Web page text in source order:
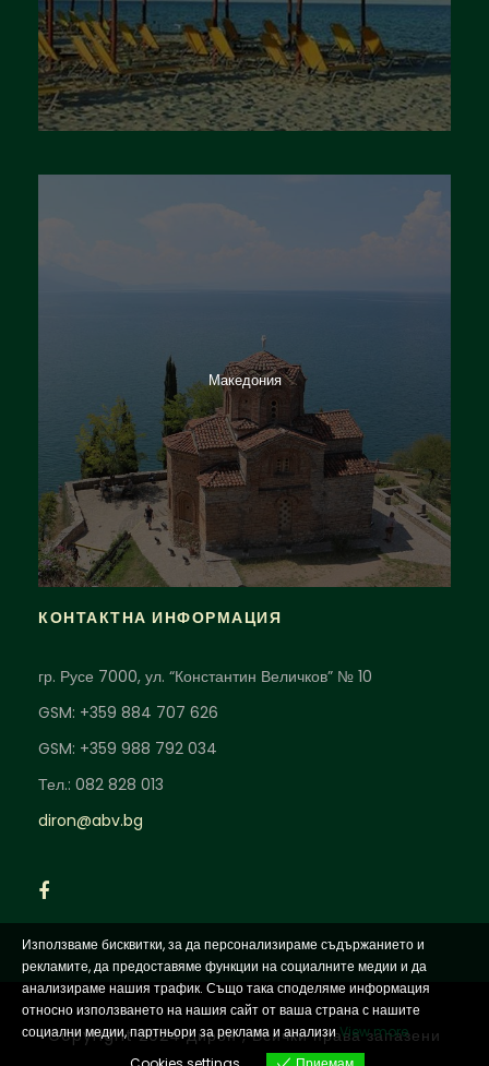
Македония
КОНТАКТНА ИНФОРМАЦИЯ
гр. Русе 7000, ул. “Константин Величков” № 10
GSM: +359 884 707 626
GSM: +359 988 792 034
Тел.: 082 828 013
diron@abv.bg
Copyright 2024 Дирон , Всички права запазени
Използваме бисквитки, за да персонализираме съдържанието и
рекламите, да предоставяме функции на социалните медии и да
анализираме нашия трафик. Също така споделяме информация
относно използването на нашия сайт от ваша страна с нашите
социални медии, партньори за реклама и анализиView more